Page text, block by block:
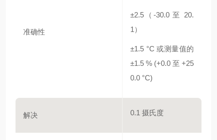
准确性
±2.5（-30.0 至 20.
1）
±1.5 °C 或测量值的
±1.5 % (+0.0 至 +25
0.0 °C)
解决 0.1 摄氏度